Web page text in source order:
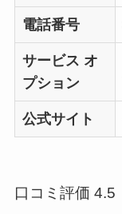
電話番号
サービス オ
プション
公式サイト
口コミ評価 4.5